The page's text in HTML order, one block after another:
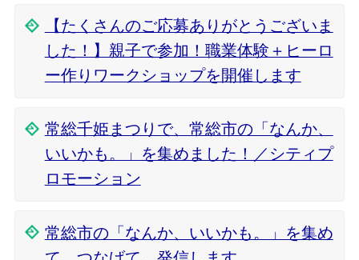
【たくさんのご応募ありがとうございま
した！】親子で参加！職業体験＋ヒーロ
ー作りワークショップを開催します
常総千姫まつりで、常総市の「なんか、
いいかも。」を集めました！／シティプ
ロモーション
常総市の「なんか、いいかも。」を集め